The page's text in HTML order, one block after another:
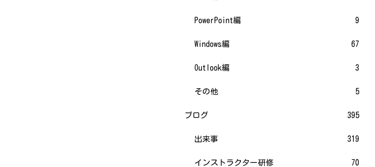
PowerPoint編 9
Windows編 67
Outlook編 3
その他 5
ブログ 395
出来事 319
インストラクター研修 70